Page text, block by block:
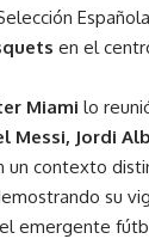
en el
Miami lo
Messi, Jordi
un contexto
su
emergente